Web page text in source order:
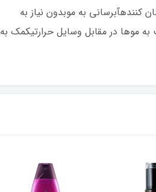
کنندهآبرسانی به موبدون نیاز به
موها در مقابل وسایل حرارتیکمک به